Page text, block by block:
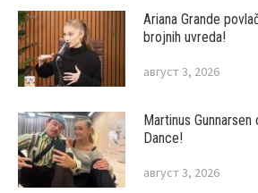
Ariana Grande
brojnih uvreda!
август 3, 2026
Martinus Gunnarsen
Dance!
август 3, 2026